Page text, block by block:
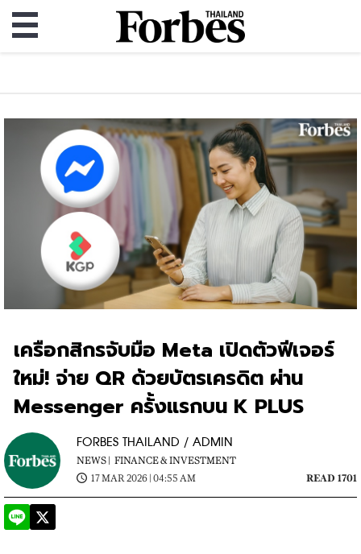
เครือกสิกรจับมือ Meta เปิดตัวฟีเจอร์
ใหม่! จ่าย QR ด้วยบัตรเครดิต ผ่าน
Messenger ครั้งแรกบน K PLUS
FORBES THAILAND / ADMIN
NEWS | FINANCE & INVESTMENT
17 MAR 2026 | 04:55 AM
READ 1701